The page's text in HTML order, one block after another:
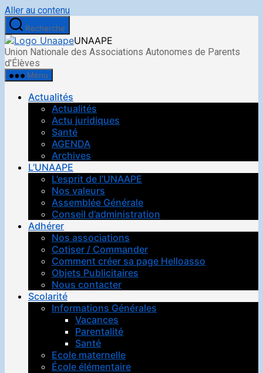
Aller au contenu
Recherche
UNAAPE
Union Nationale des Associations Autonomes de Parents
d'Élèves
Menu
Actualités
Actualités
Actu juridiques
Santé
AGENDA
Archives
L’UNAAPE
L’esprit de l’UNAAPE
Nos valeurs
Assemblée Générale
Conseil d’administration
Adhérer
Nos associations
Cotiser / Commander
Comment créer sa page Helloasso
Objets Publicitaires
Nous contacter
Scolarité
Informations Générales
Vacances
Parentalité
Santé
Ecole maternelle
École élémentaire